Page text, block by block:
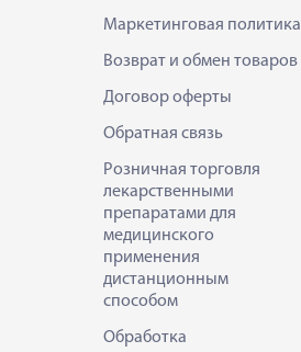
Маркетинговая политика
Возврат и обмен товаров
Договор оферты
Обратная связь
Розничная торговля
лекарственными
препаратами для
медицинского
применения
дистанционным
способом
Обработка